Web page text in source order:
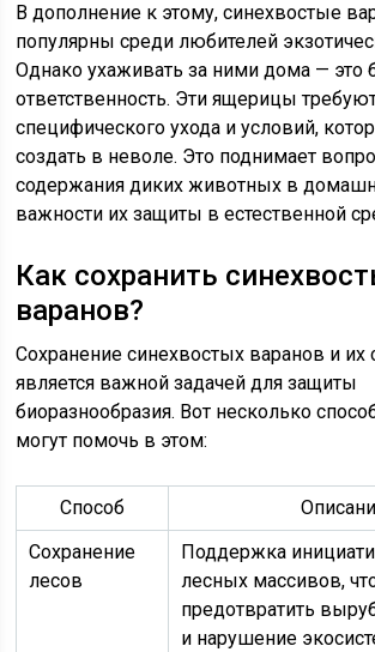
В дополнение к этому, синехвостые
популярны среди любителей
Однако ухаживать за ними дома — это
ответственность. Эти ящерицы
специфического ухода и условий,
создать в неволе. Это поднимает
содержания диких животных в
важности их защиты в естественной
Как сохранить
варанов?
Сохранение синехвостых варанов и их
является важной задачей для защиты
биоразнообразия. Вот несколько
могут помочь в этом:
Способ
Сохранение
лесов
Поддержка
лесных массивов,
предотвратить
и нарушение